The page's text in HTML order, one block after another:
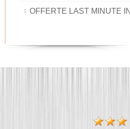
OFFERTE LAST MINUTE